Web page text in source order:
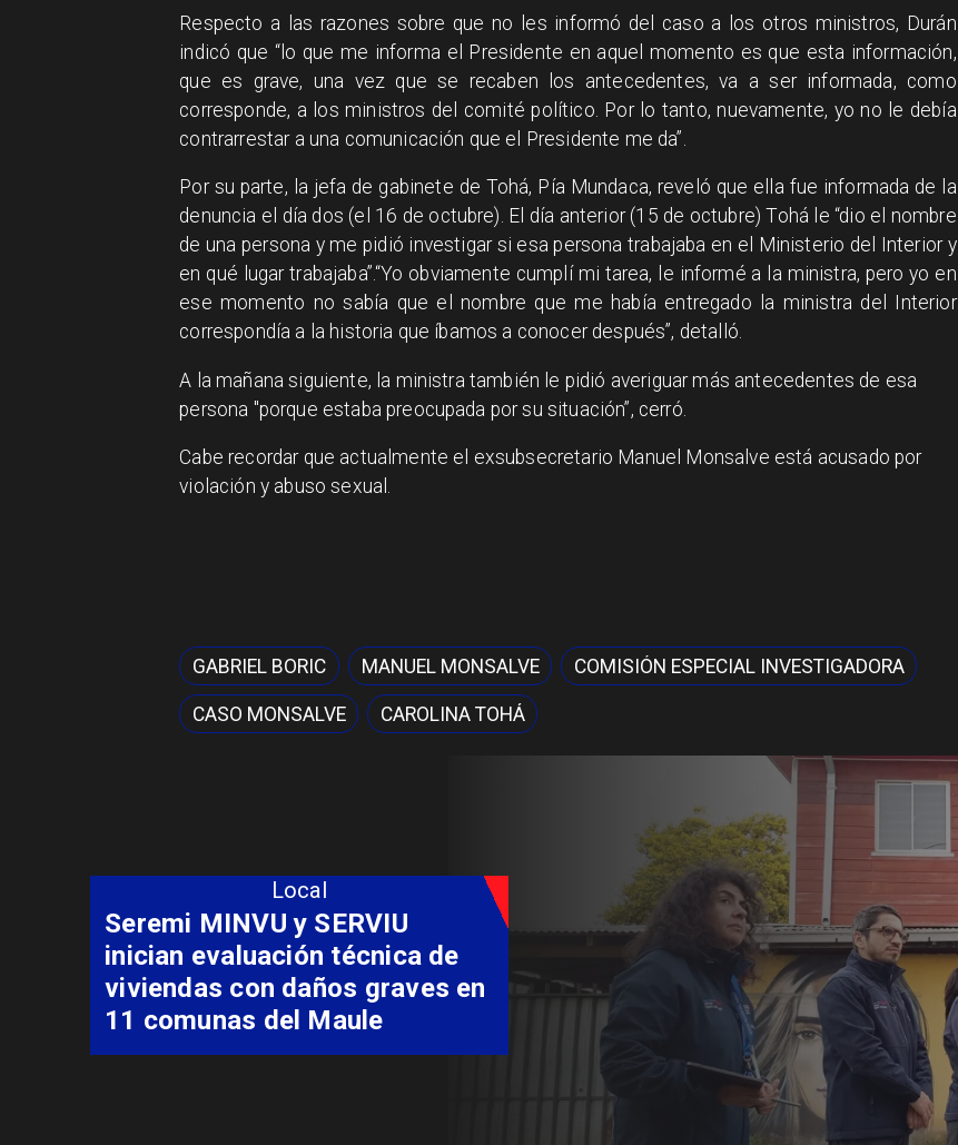
​Respecto a las razones sobre que no les informó del caso a los otros ministros, Durán
indicó que “lo que me informa el Presidente en aquel momento es que esta información,
que es grave, una vez que se recaben los antecedentes, va a ser informada, como
corresponde, a los ministros del comité político. Por lo tanto, nuevamente, yo no le debía
contrarrestar a una comunicación que el Presidente me da”.
Por su parte, la jefa de gabinete de Tohá, Pía Mundaca, reveló que ella fue informada de la
denuncia el día dos (el 16 de octubre). El día anterior (15 de octubre) Tohá le “dio el nombre
de una persona y me pidió investigar si esa persona trabajaba en el Ministerio del Interior y
en qué lugar trabajaba”.“Yo obviamente cumplí mi tarea, le informé a la ministra, pero yo en
ese momento no sabía que el nombre que me había entregado la ministra del Interior
correspondía a la historia que íbamos a conocer después”, detalló.
A la mañana siguiente, la ministra también le pidió averiguar más antecedentes de esa
persona "porque estaba preocupada por su situación”, cerró.
Cabe recordar que actualmente el exsubsecretario Manuel Monsalve está acusado por
violación y abuso sexual.
GABRIEL BORIC MANUEL MONSALVE COMISIÓN ESPECIAL INVESTIGADORA
CASO MONSALVE CAROLINA TOHÁ
Local
Fondo Orasmi entrega apoyo a
familia de Romeral para
costear alimentación
especializada de niño con
Síndrome de Intestino Corto